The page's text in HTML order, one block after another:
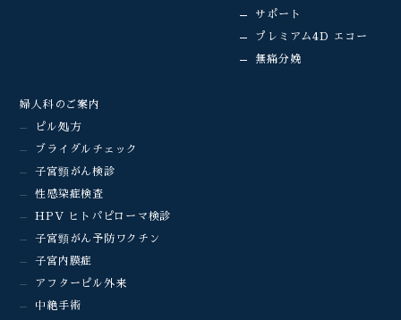
サポート
プレミアム4D エコー
無痛分娩
婦人科のご案内
ピル処方
ブライダルチェック
子宮頸がん検診
性感染症検査
HPV ヒトパピローマ検診
子宮頸がん予防ワクチン
子宮内膜症
アフターピル外来
中絶手術